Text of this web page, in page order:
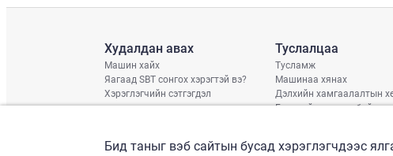
Худалдан авах
Машин хайх
Яагаад SBT сонгох хэрэгтэй вэ?
Хэрэглэгчийн сэтгэгдэл
Туслалцаа
Тусламж
Машинаа хянах
Дэлхийн хамгаалалтын
Гэмтлийн нөхцөл
Бид таныг вэб сайтын бусад хэрэглэгчдээс